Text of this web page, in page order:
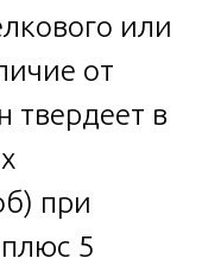
или
от
твердеет в
при
5